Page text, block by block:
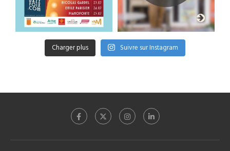
Charger plus Suivre sur Instagram